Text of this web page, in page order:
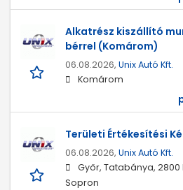
Alkatrész kiszállító
bérrel (Komárom)
06.08.2026, Unix Autó Kft.
Komárom
Területi Értékesítési
06.08.2026, Unix Autó Kft.
Győr, Tatabánya,
Sopron